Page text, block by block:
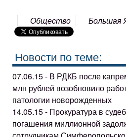
Общество Большая
Новости по теме:
07.06.15 - В РДКБ после
млн рублей возобновило
патологии новорожденных
14.05.15 - Прокуратура в
погашения миллионной